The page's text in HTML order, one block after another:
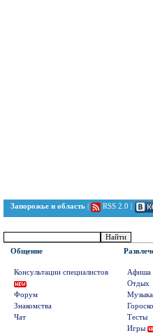
Запорожье и область RSS 2.0
Общение
Консультации специалистов
Форум
Знакомства
Чат
Афиша
Отдых
Музыка
Тесты
Игры